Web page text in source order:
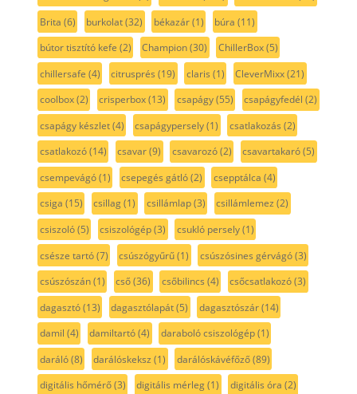
Brita (6) burkolat(32) békazár(1) búra (11)
bútor tisztító kefe (2) Champion(30) ChillerBox(5)
chillersafe (4) citrusprés (19) claris (1) CleverMixx(21)
coolbox(2) crisperbox(13) csapágy(55) csapágyfedél (2)
csapágy készlet(4) csapágypersely(1) csatlakozás (2)
csatlakozó(14) csavar(9) csavarozó(2) csavartakaró(5)
csempevágó(1) csepegés gátló(2) csepptálca (4)
csiga (15) csillag(1) csillámlap(3) csillámlemez (2)
csiszoló(5) csiszológép(3) csukló persely(1)
csésze tartó(7) csúszógyűrű(1) csúszósines gérvágó(3)
csúszószán(1) cső(36) csőbilincs (4) csőcsatlakozó(3)
dagasztó(13) dagasztólapát(5) dagasztószár(14)
damil (4) damiltartó(4) daraboló csiszológép(1)
daráló(8) darálóskeksz (1) darálóskávéfőző(89)
digitális hőmérő(3) digitális mérleg(1) digitális óra (2)